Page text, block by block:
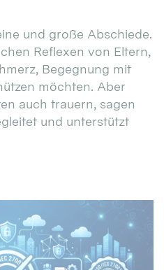
und große Abschiede.
Reflexen von Eltern,
Begegnung mit
möchten. Aber
auch trauern, sagen
und unterstützt